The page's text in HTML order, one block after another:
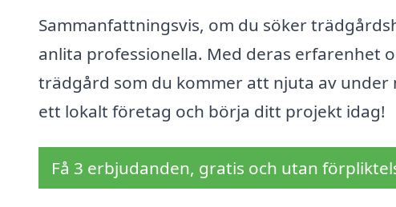
Sammanfattningsvis, om du söker
anlita professionella. Med deras erfarenhet
trädgård som du kommer att njuta av under
ett lokalt företag och börja ditt projekt idag!
Få 3 erbjudanden, gratis och utan